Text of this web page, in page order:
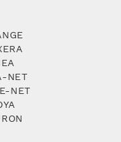
NET
NET